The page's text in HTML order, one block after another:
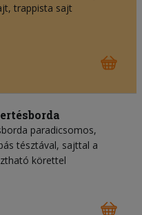
trappista sajt
paradicsomos,
tésztával, sajttal a
körettel